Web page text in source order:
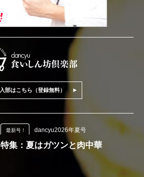
入部はこちら（登録無料）
最新号！ dancyu2026年夏号
特集：夏はガツンと肉中華